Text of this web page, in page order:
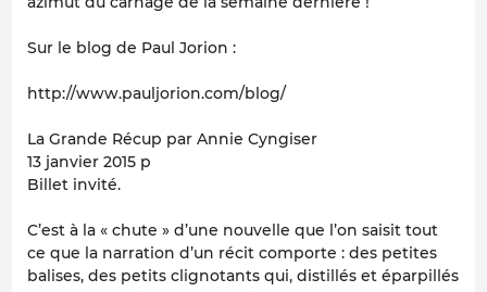
Sur le blog de Paul Jorion :
http://www.pauljorion.com/blog/
La Grande Récup par Annie Cyngiser
13 janvier 2015 p
Billet invité.
C’est à la « chute » d’une nouvelle que l’on saisit tout
ce que la narration d’un récit comporte : des petites
balises, des petits clignotants qui, distillés et éparpillés